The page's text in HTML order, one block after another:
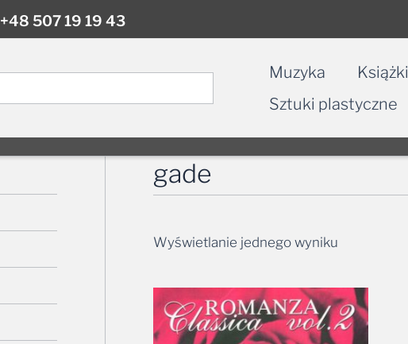
+48 507 19 19 43
Muzyka Książki
Sztuki plastyczne
gade
Wyświetlanie jednego wyniku